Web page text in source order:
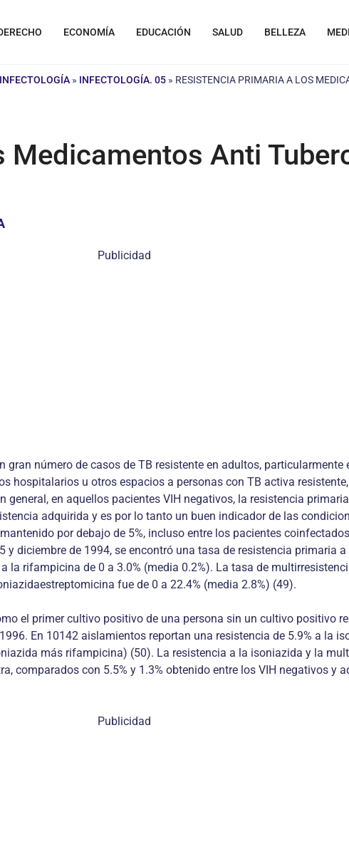
ECONOMÍA EDUCACIÓN SALUD BELLEZA
» INFECTOLOGÍA. 05 » RESISTENCIA PRIMARIA A LOS
Anti
Publicidad
número de casos de TB resistente en adultos,
hospitalarios u otros espacios a personas con TB activa
general, en aquellos pacientes VIH negativos, la resistencia
adquirida y es por lo tanto un buen indicador de las
por debajo de 5%, incluso entre los pacientes
diciembre de 1994, se encontró una tasa de resistencia primaria
la rifampicina de 0 a 3.0% (media 0.2%). La tasa de
fue de 0 a 22.4% (media 2.8%) (49).
el primer cultivo positivo de una persona sin un cultivo positivo
En 10142 aislamientos reportan una resistencia de 5.9% a la
más rifampicina) (50). La resistencia a la isoniazida y la
comparados con 5.5% y 1.3% obtenido entre los VIH negativos y
Publicidad